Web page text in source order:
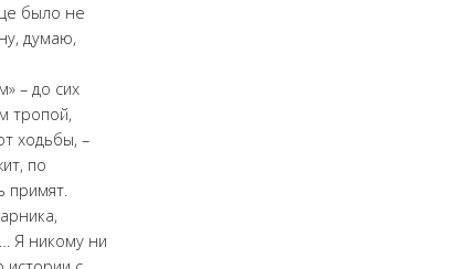
было не
думаю,
– до сих
тропой,
ходьбы, –
по
примят.
Я никому ни